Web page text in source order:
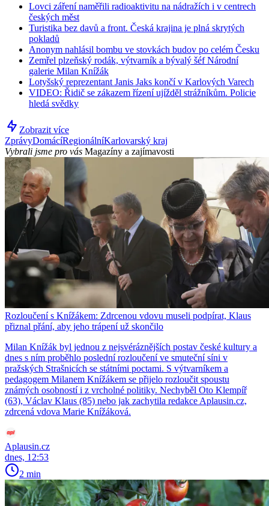
Lovci záření naměřili radioaktivitu na nádražích i v centrech
českých měst
Turistika bez davů a front. Česká krajina je plná skrytých
pokladů
Anonym nahlásil bombu ve stovkách budov po celém Česku
Zemřel plzeňský rodák, výtvarník a bývalý šéf Národní
galerie Milan Knížák
Lotyšský reprezentant Janis Jaks končí v Karlových Varech
VIDEO: Řidič se zákazem řízení ujížděl strážníkům. Policie
hledá svědky
Zobrazit více
ZprávyDomácíRegionálníKarlovarský kraj
Vybrali jsme pro vás Magazíny a zajímavosti
Rozloučení s Knížákem: Zdrcenou vdovu museli podpírat, Klaus
přiznal přání, aby jeho trápení už skončilo
Milan Knížák byl jednou z nejsvéráznějších postav české kultury a
dnes s ním proběhlo poslední rozloučení ve smuteční síni v
pražských Strašnicích se státními poctami. S výtvarníkem a
pedagogem Milanem Knížákem se přijelo rozloučit spoustu
známých osobností i z vrcholné politiky. Nechyběl Oto Klempíř
(63), Václav Klaus (85) nebo jak zachytila redakce Aplausin.cz,
zdrcená vdova Marie Knížáková.
Aplausin.cz
dnes, 12:53
2 min